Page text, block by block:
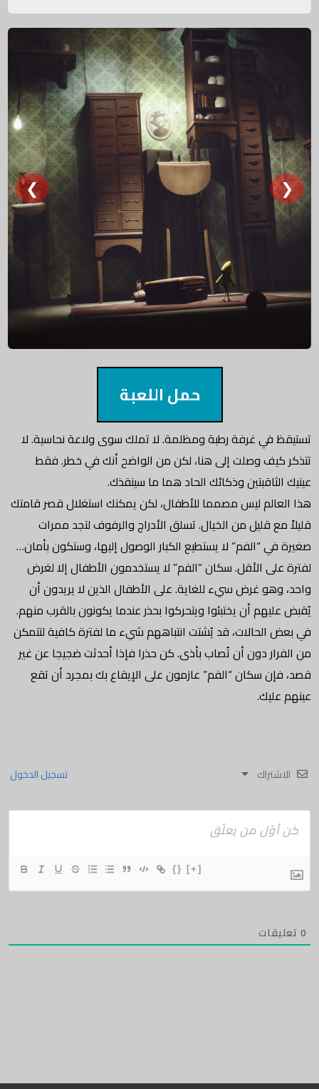
❮ ❯
حمل اللعبة
تستيقظ في غرفة رطبة ومظلمة. لا تملك سوى ولاعة نحاسية. لا
تتذكر كيف وصلت إلى هنا، لكن من الواضح أنك في خطر. فقط
عينيك الثاقبتين وذكائك الحاد هما ما سينقذك.
هذا العالم ليس مصمما للأطفال، لكن يمكنك استغلال قصر قامتك
قليلاً مع قليل من الخيال. تسلق الأدراج والرفوف لتجد ممرات
صغيرة في “الفم” لا يستطيع الكبار الوصول إليها، وستكون بأمان…
لفترة على الأقل. سكان “الفم” لا يستخدمون الأطفال إلا لغرض
واحد، وهو غرض سيء للغاية. على الأطفال الذين لا يريدون أن
يُقبض عليهم أن يختبئوا ويتحركوا بحذر عندما يكونون بالقرب منهم.
في بعض الحالات، قد يُشتت انتباههم شيء ما لفترة كافية لتتمكن
من الفرار دون أن تُصاب بأذى. كن حذرا فإذا أحدثت ضجيجا عن غير
قصد، فإن سكان “الفم” عازمون على الإيقاع بك بمجرد أن تقع
عينهم عليك.
الاشتراك تسجيل الدخول
{} [+]
0 تعليقات